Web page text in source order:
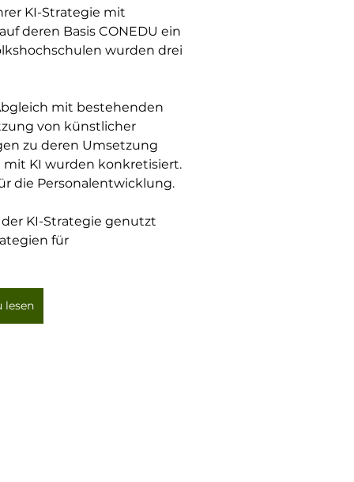
KI-Strategie mit
deren Basis CONEDU ein
wurden drei
mit bestehenden
von künstlicher
zu deren Umsetzung
KI wurden konkretisiert.
die Personalentwicklung.
KI-Strategie genutzt
für
lesen